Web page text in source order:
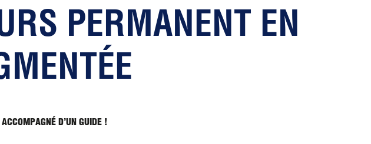
PERMANENT EN
D’UN GUIDE !